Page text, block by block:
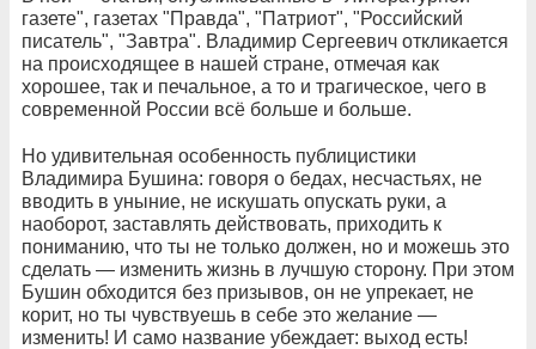
газете", газетах "Правда", "Патриот", "Российский
писатель", "Завтра". Владимир Сергеевич откликается
на происходящее в нашей стране, отмечая как
хорошее, так и печальное, а то и трагическое, чего в
современной России всё больше и больше.
Но удивительная особенность публицистики
Владимира Бушина: говоря о бедах, несчастьях, не
вводить в уныние, не искушать опускать руки, а
наоборот, заставлять действовать, приходить к
пониманию, что ты не только должен, но и можешь это
сделать — изменить жизнь в лучшую сторону. При этом
Бушин обходится без призывов, он не упрекает, не
корит, но ты чувствуешь в себе это желание —
изменить! И само название убеждает: выход есть!